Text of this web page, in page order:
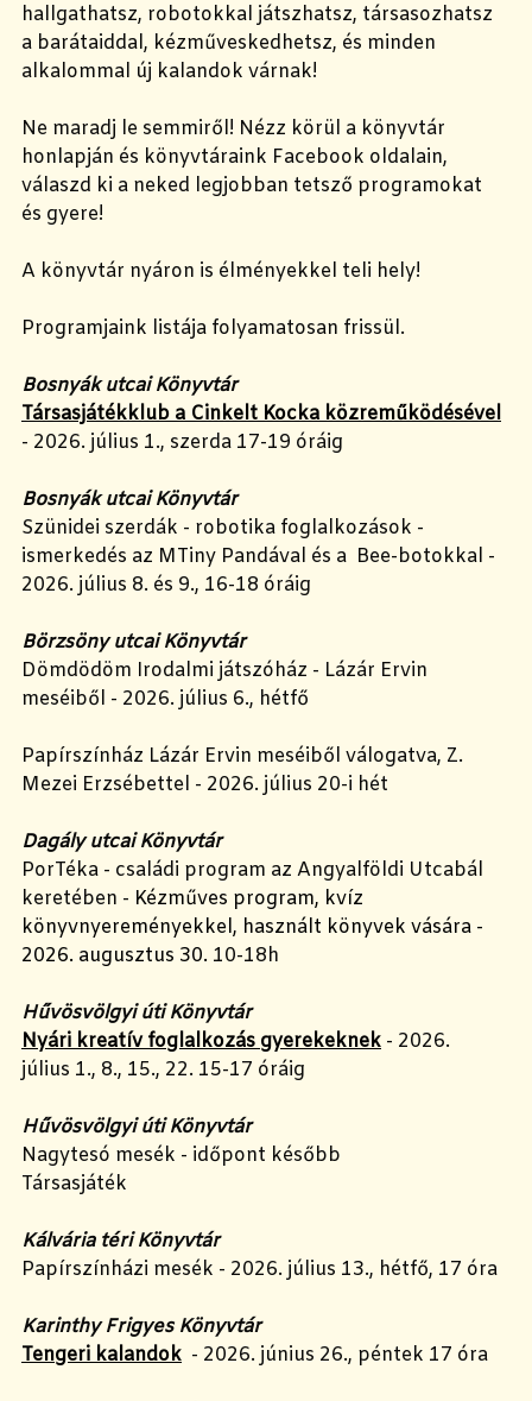
hallgathatsz, robotokkal játszhatsz, társasozhatsz
a barátaiddal, kézműveskedhetsz, és minden
alkalommal új kalandok várnak!
Ne maradj le semmiről! Nézz körül a könyvtár
honlapján és könyvtáraink Facebook oldalain,
válaszd ki a neked legjobban tetsző programokat
és gyere!
A könyvtár nyáron is élményekkel teli hely!
Programjaink listája folyamatosan frissül.
Bosnyák utcai Könyvtár
Társasjátékklub a Cinkelt Kocka közreműködésével
- 2026. július 1., szerda 17-19 óráig
Bosnyák utcai Könyvtár
Szünidei szerdák - robotika foglalkozások -
ismerkedés az MTiny Pandával és a Bee-botokkal -
2026. július 8. és 9., 16-18 óráig
Börzsöny utcai Könyvtár
Dömdödöm Irodalmi játszóház - Lázár Ervin
meséiből - 2026. július 6., hétfő
Papírszínház Lázár Ervin meséiből válogatva, Z.
Mezei Erzsébettel - 2026. július 20-i hét
Dagály utcai Könyvtár
PorTéka - családi program az Angyalföldi Utcabál
keretében - Kézműves program, kvíz
könyvnyereményekkel, használt könyvek vására -
2026. augusztus 30. 10-18h
Hűvösvölgyi úti Könyvtár
Nyári kreatív foglalkozás gyerekeknek - 2026.
július 1., 8., 15., 22. 15-17 óráig
Hűvösvölgyi úti Könyvtár
Nagytesó mesék - időpont később
Társasjáték
Kálvária téri Könyvtár
Papírszínházi mesék - 2026. július 13., hétfő, 17 óra
Karinthy Frigyes Könyvtár
Tengeri kalandok - 2026. június 26., péntek 17 óra